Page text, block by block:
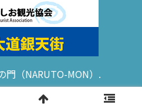
（NARUTO-MON）.